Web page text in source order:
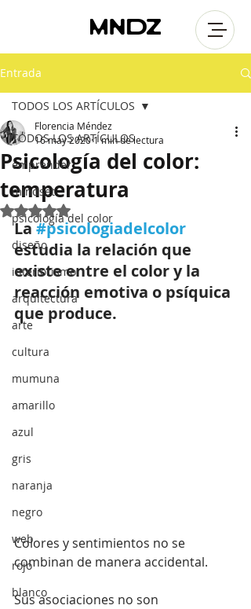
Entrada
TODOS LOS ARTÍCULOS
emprender
mindset
psicología del color
diseño
interiorismo
arquitectura
arte
cultura
mumuna
amarillo
azul
gris
naranja
negro
web
rojo
blanco
TODOS LOS ARTÍCULOS
Psicología del color:
temperatura
Florencia Méndez
16 may 20201 min de lectura
Obtuvo NaN de 5 estrellas.
La #psicologiadelcolor
estudia la relación que
existe entre el color y la
reacción emotiva o psíquica
que produce.
Colores y sentimientos no se
combinan de manera accidental.
Sus asociaciones no son